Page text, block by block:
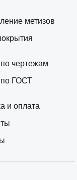
метизов
чертежам
ГОСТ
и оплата